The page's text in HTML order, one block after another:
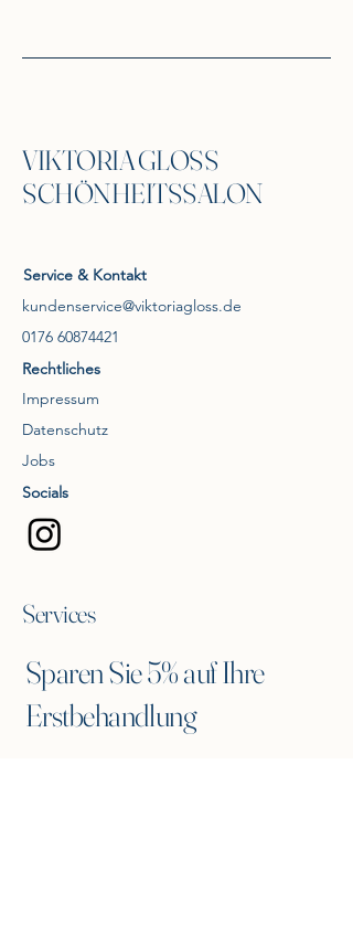
VIKTORIA GLOSS
SCHÖNHEITSSALON
Service & Kontakt
kundenservice@viktoriagloss.de
0176 60874421
Rechtliches
Impressum
Datenschutz
Jobs
Socials
Services
Sparen Sie 5% auf Ihre
Erstbehandlung